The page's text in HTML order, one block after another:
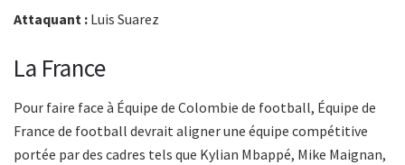
Attaquant : Luis Suarez
La France
Pour faire face à Équipe de Colombie de football, Équipe de
France de football devrait aligner une équipe compétitive
portée par des cadres tels que Kylian Mbappé, Mike Maignan,